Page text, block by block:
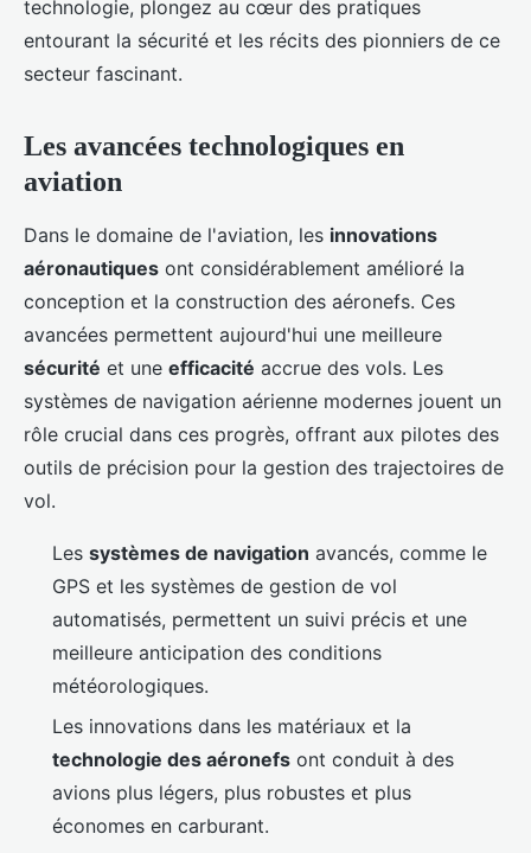
technologie, plongez au cœur des pratiques
entourant la sécurité et les récits des pionniers de ce
secteur fascinant.
Les avancées technologiques en
aviation
Dans le domaine de l'aviation, les innovations
aéronautiques ont considérablement amélioré la
conception et la construction des aéronefs. Ces
avancées permettent aujourd'hui une meilleure
sécurité et une efficacité accrue des vols. Les
systèmes de navigation aérienne modernes jouent un
rôle crucial dans ces progrès, offrant aux pilotes des
outils de précision pour la gestion des trajectoires de
vol.
Les systèmes de navigation avancés, comme le
GPS et les systèmes de gestion de vol
automatisés, permettent un suivi précis et une
meilleure anticipation des conditions
météorologiques.
Les innovations dans les matériaux et la
technologie des aéronefs ont conduit à des
avions plus légers, plus robustes et plus
économes en carburant.